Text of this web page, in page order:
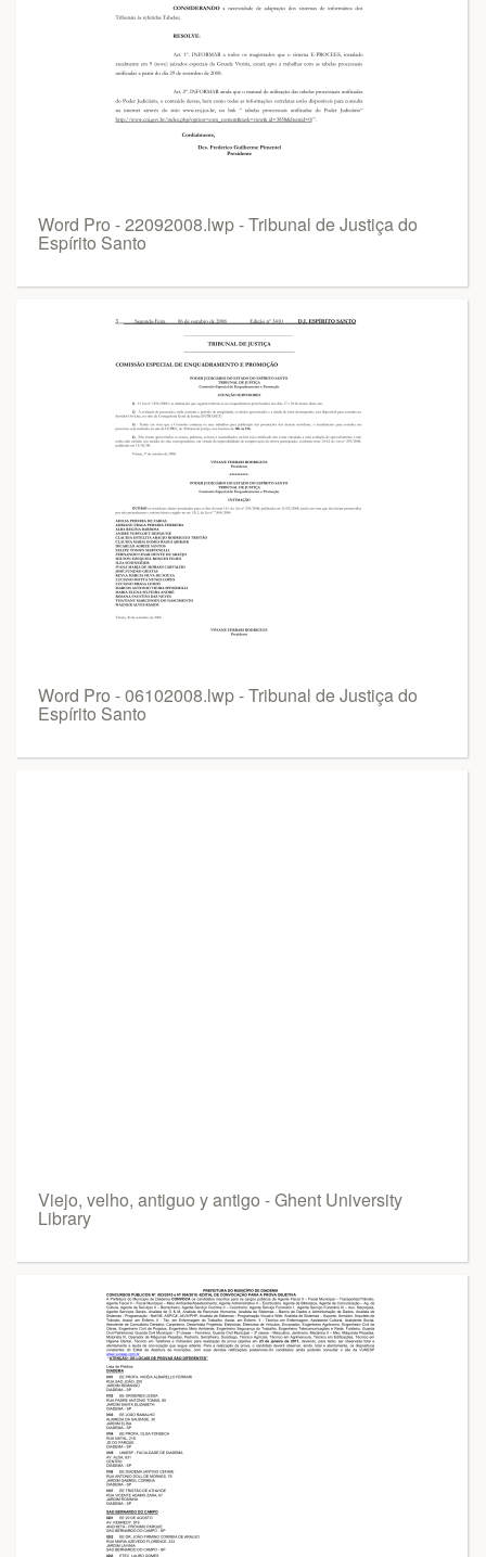
Word Pro - 22092008.lwp - Tribunal de Justiça do
Espírito Santo
Word Pro - 06102008.lwp - Tribunal de Justiça do
Espírito Santo
Viejo, velho, antiguo y antigo - Ghent University
Library